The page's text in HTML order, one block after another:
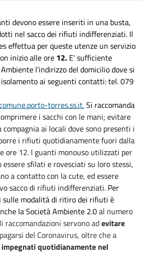
devono essere inseriti in una busta,
nel sacco dei rifiuti indifferenziati. Il
effettua per queste utenze un servizio
inizio alle ore 12. E' sufficiente
l'indirizzo del domicilio dove si
ai seguenti contatti: tel. 079
torres.ss.it.Si raccomanda
i sacchi con le mani; evitare
compagnia ai locali dove sono presenti i
i rifiuti quotidianamente fuori dalla
ore 12. I guanti monouso utilizzati per
essere sfilati e rovesciati su loro stessi,
a contatto con la cute, ed essere
sacco di rifiuti indifferenziati. Per
sulle modalità di ritiro dei rifiuti è
la Società Ambiente 2.0al numero
raccomandazioni servono adevitare
del Coronavirus, oltre che a
quotidianamente nel